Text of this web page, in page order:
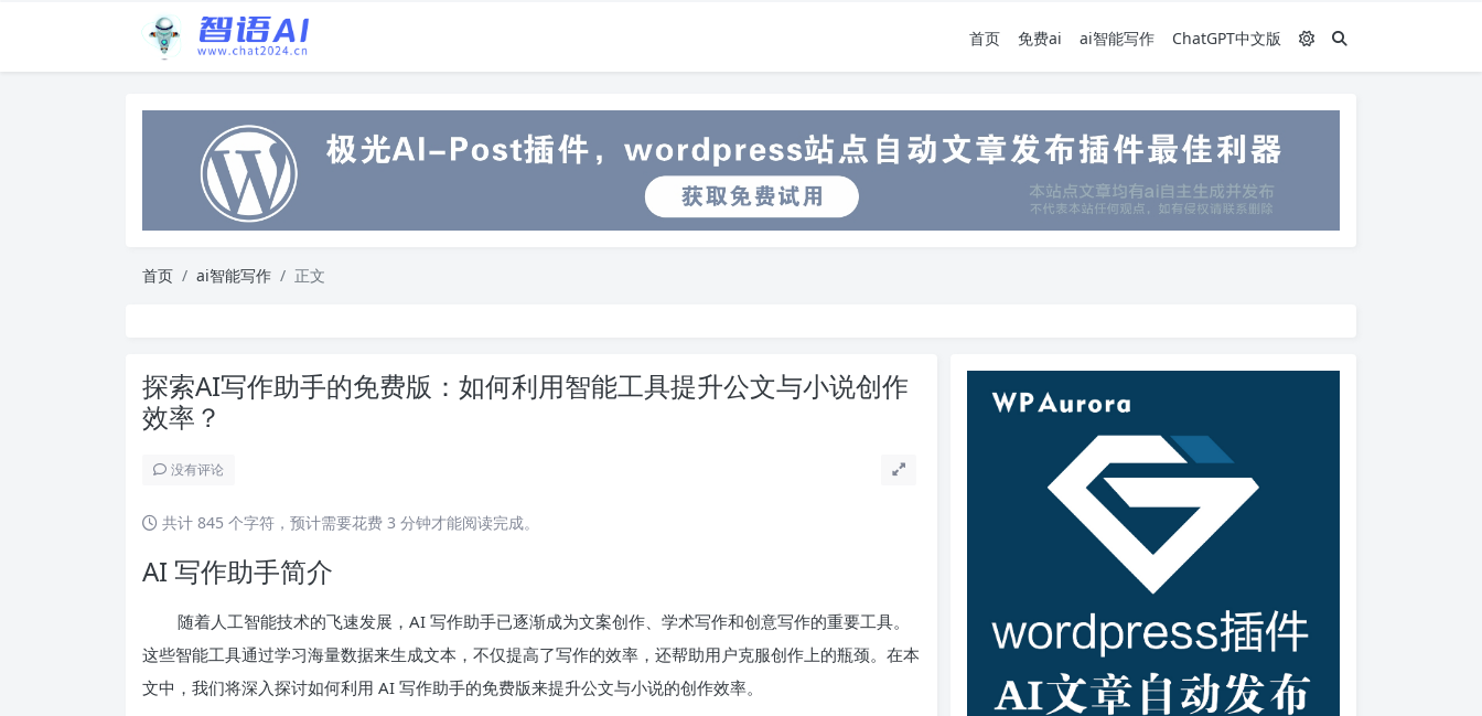
首页 免费ai ai智能写作 ChatGPT中文版
首页 ai智能写作 正文
探索AI写作助手的免费版：如何利用智能工具提升公文与小说创作
效率？
没有评论
共计 845 个字符，预计需要花费 3 分钟才能阅读完成。
AI 写作助手简介
随着人工智能技术的飞速发展，AI 写作助手已逐渐成为文案创作、学术写作和创意写作的重要工具。
这些智能工具通过学习海量数据来生成文本，不仅提高了写作的效率，还帮助用户克服创作上的瓶颈。在本
文中，我们将深入探讨如何利用 AI 写作助手的免费版来提升公文与小说的创作效率。